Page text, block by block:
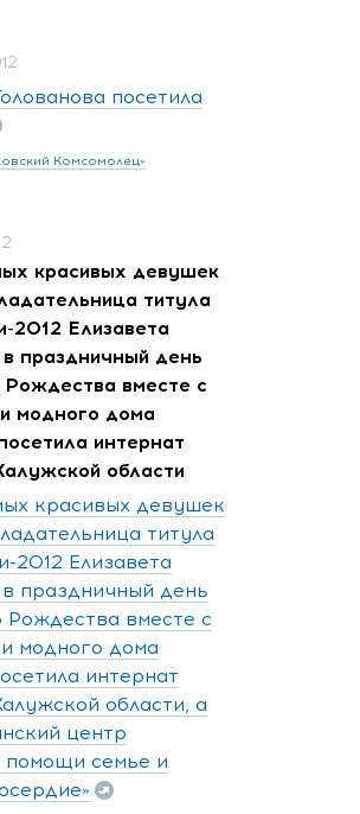
посетила
Комсомолец»
красивых девушек
титула
2012 Елизавета
праздничный день
Рождества вместе с
модного дома
интернат
области
красивых девушек
титула
2012 Елизавета
в праздничный день
Рождества вместе с
модного дома
интернат
области, а
центр
помощи семье и